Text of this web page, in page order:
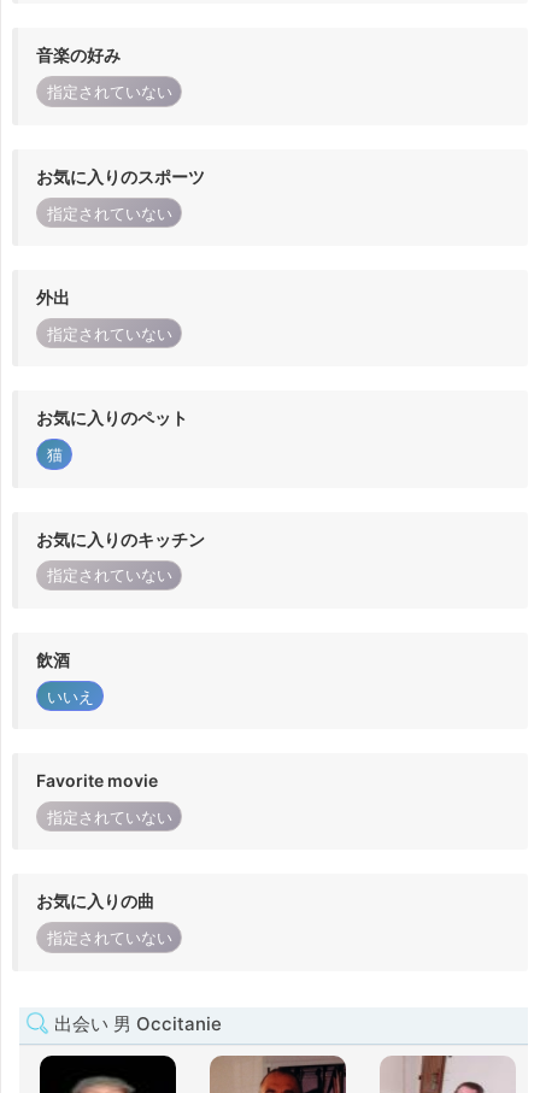
音楽の好み
指定されていない
お気に入りのスポーツ
指定されていない
外出
指定されていない
お気に入りのペット
猫
お気に入りのキッチン
指定されていない
飲酒
いいえ
Favorite movie
指定されていない
お気に入りの曲
指定されていない
出会い 男 Occitanie